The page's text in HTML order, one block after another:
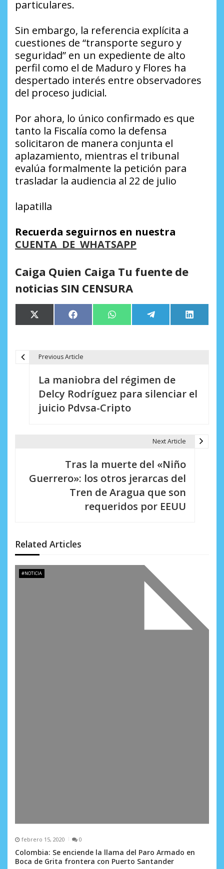
particulares.
Sin embargo, la referencia explícita a
cuestiones de “transporte seguro y
seguridad” en un expediente de alto
perfil como el de Maduro y Flores ha
despertado interés entre observadores
del proceso judicial.
Por ahora, lo único confirmado es que
tanto la Fiscalía como la defensa
solicitaron de manera conjunta el
aplazamiento, mientras el tribunal
evalúa formalmente la petición para
trasladar la audiencia al 22 de julio
lapatilla
Recuerda seguirnos en nuestra
CUENTA DE WHATSAPP
Caiga Quien Caiga Tu fuente de
noticias SIN CENSURA
Compartir
en
X
(Twitter)
Compartir
en
Facebook Compartir
en
WhatsApp Compartir
en
Telegram
en
LinkedIn
d
e
e
Previous Article
La maniobra del régimen de
Delcy Rodríguez para silenciar el
juicio Pdvsa-Cripto
Next Article
Tras la muerte del «Niño
Guerrero»: los otros jerarcas del
Tren de Aragua que son
requeridos por EEUU
Related Articles
#NOTICIA
febrero 15, 2020 0
Colombia: Se enciende la llama del Paro Armado en
Boca de Grita frontera con Puerto Santander